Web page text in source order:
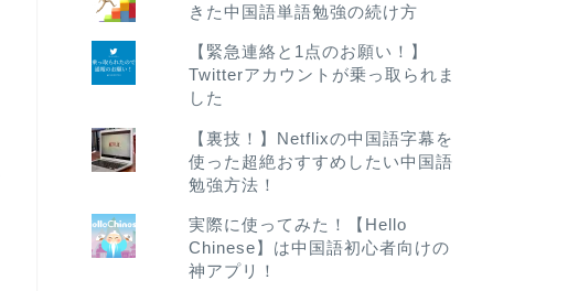
きた中国語単語勉強の続け方
【緊急連絡と1点のお願い！】
Twitterアカウントが乗っ取られま
した
【裏技！】Netflixの中国語字幕を
使った超絶おすすめしたい中国語
勉強方法！
実際に使ってみた！【Hello
Chinese】は中国語初心者向けの
神アプリ！